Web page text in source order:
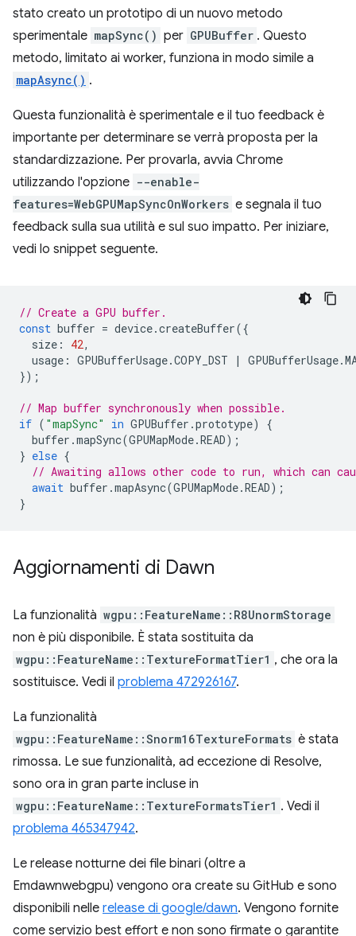
stato creato un prototipo di un nuovo metodo
sperimentale mapSync() per GPUBuffer . Questo
metodo, limitato ai worker, funziona in modo simile a
mapAsync() .
Questa funzionalità è sperimentale e il tuo feedback è
importante per determinare se verrà proposta per la
standardizzazione. Per provarla, avvia Chrome
utilizzando l'opzione --enable-
features=WebGPUMapSyncOnWorkers e segnala il tuo
feedback sulla sua utilità e sul suo impatto. Per iniziare,
vedi lo snippet seguente.
// Create a GPU buffer.
const buffer = device.createBuffer({
size : 42,
usage : GPUBufferUsage.COPY_DST | GPUBufferUsage.
});
// Map buffer synchronously when possible.
if ( "mapSync" in GPUBuffer .prototype)
{
buffer .mapSync(GPUMapMode.READ);
} else {
// Awaiting allows other code to run, which can
await buffer .mapAsync(GPUMapMode.READ);
}
Aggiornamenti di Dawn
La funzionalità wgpu::FeatureName::R8UnormStorage
non è più disponibile. È stata sostituita da
wgpu::FeatureName::TextureFormatTier1 , che ora la
sostituisce. Vedi il problema 472926167.
La funzionalità
wgpu::FeatureName::Snorm16TextureFormats è stata
rimossa. Le sue funzionalità, ad eccezione di Resolve,
sono ora in gran parte incluse in
wgpu::FeatureName::TextureFormatsTier1 . Vedi il
problema 465347942.
Le release notturne dei file binari (oltre a
Emdawnwebgpu) vengono ora create su GitHub e sono
disponibili nelle release di google/dawn. Vengono fornite
come servizio best effort e non sono firmate o garantite